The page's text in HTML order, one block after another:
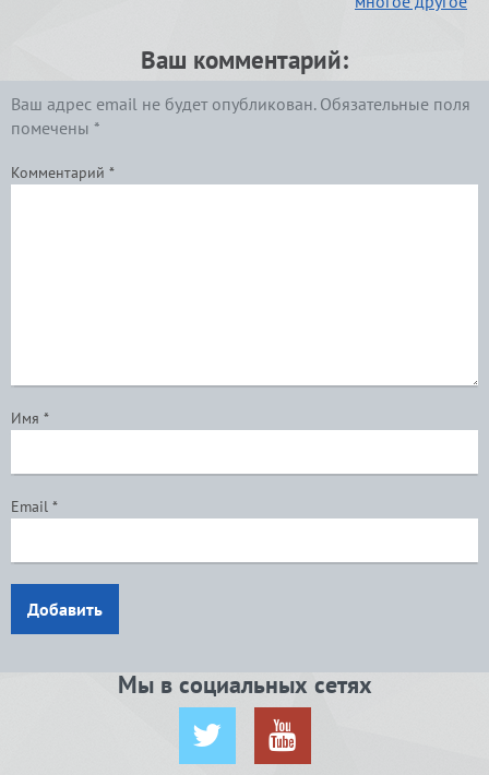
Ваш комментарий:
Ваш адрес email не будет опубликован. Обязательные поля
помечены *
Комментарий *
Имя *
Email *
Добавить
Мы в социальных сетях